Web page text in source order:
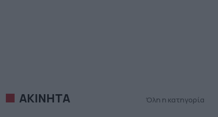
ΑΚΙΝΗΤΑ Όλη η κατηγορία